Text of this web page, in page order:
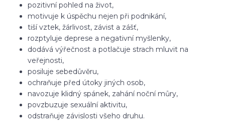
pozitivní pohled na život,
motivuje k úspěchu nejen při podnikání,
tiší vztek, žárlivost, závist a zášť,
rozptyluje deprese a negativní myšlenky,
dodává výřečnost a potlačuje strach mluvit na
veřejnosti,
posiluje sebedůvěru,
ochraňuje před útoky jiných osob,
navozuje klidný spánek, zahání noční můry,
povzbuzuje sexuální aktivitu,
odstraňuje závislosti všeho druhu.